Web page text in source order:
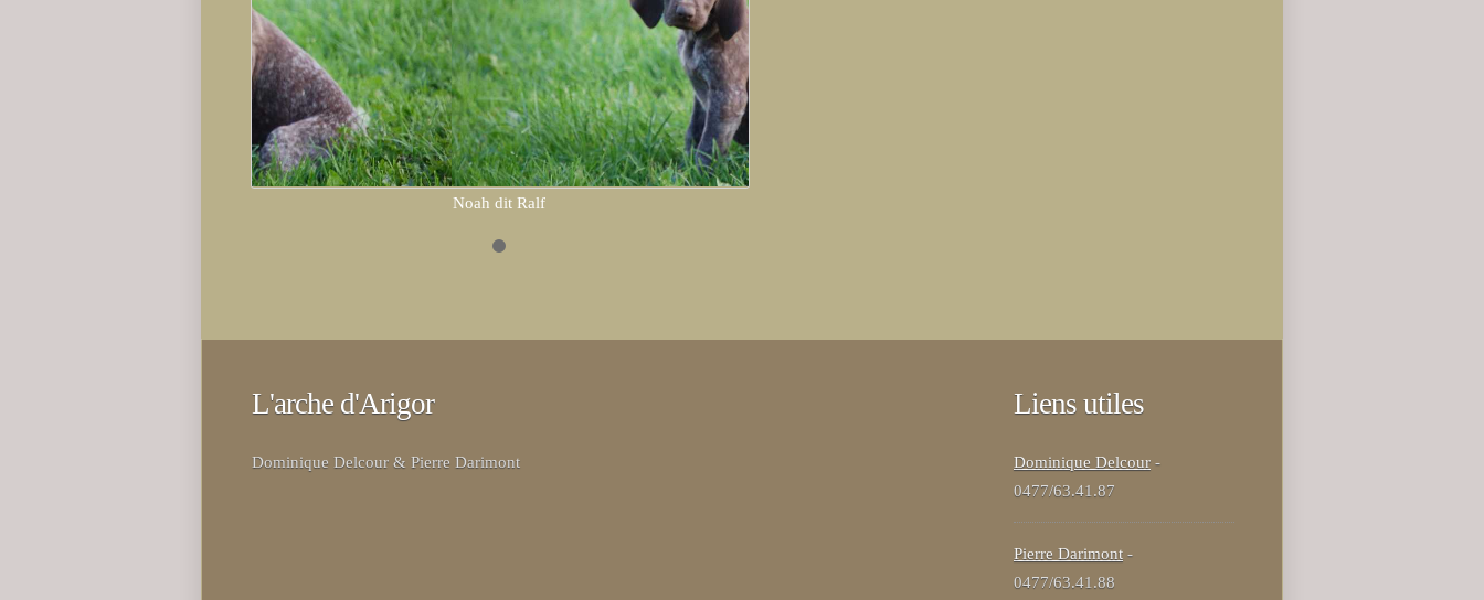
Noah dit Ralf
L'arche d'Arigor
Dominique Delcour & Pierre Darimont
Liens utiles
Dominique Delcour -
0477/63.41.87
Pierre Darimont -
0477/63.41.88